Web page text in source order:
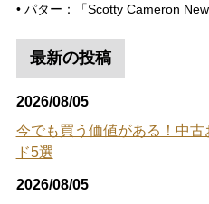
• パター：「Scotty Cameron
最新の投稿
2026/08/05
今でも買う価値がある！中
ド5選
2026/08/05